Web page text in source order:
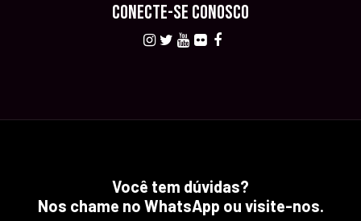
CONECTE-SE CONOSCO
Você tem dúvidas?
Nos chame no WhatsApp ou visite-nos.